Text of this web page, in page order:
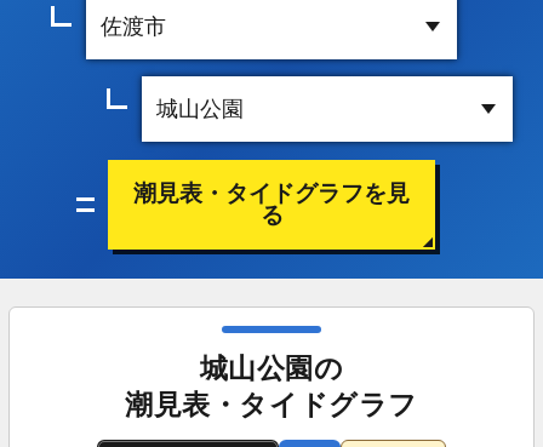
潮見表・タイドグラフを見
る
城山公園の
潮見表・タイドグラフ